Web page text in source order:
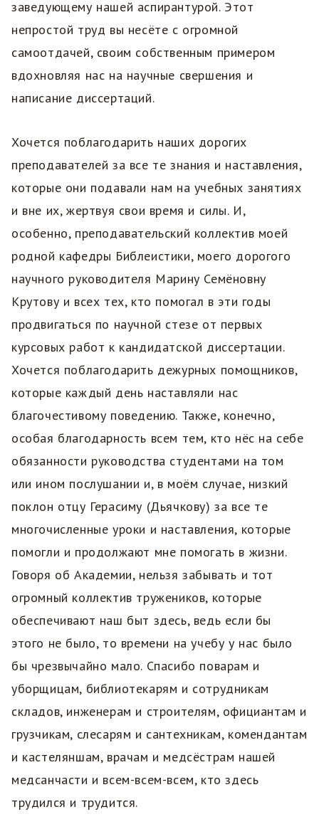
заведующему нашей аспирантурой. Этот
непростой труд вы несёте с огромной
самоотдачей, своим собственным примером
вдохновляя нас на научные свершения и
написание диссертаций.
Хочется поблагодарить наших дорогих
преподавателей за все те знания и наставления,
которые они подавали нам на учебных занятиях
и вне их, жертвуя свои время и силы. И,
особенно, преподавательский коллектив моей
родной кафедры Библеистики, моего дорогого
научного руководителя Марину Семёновну
Крутову и всех тех, кто помогал в эти годы
продвигаться по научной стезе от первых
курсовых работ к кандидатской диссертации.
Хочется поблагодарить дежурных помощников,
которые каждый день наставляли нас
благочестивому поведению. Также, конечно,
особая благодарность всем тем, кто нёс на себе
обязанности руководства студентами на том
или ином послушании и, в моём случае, низкий
поклон отцу Герасиму (Дьячкову) за все те
многочисленные уроки и наставления, которые
помогли и продолжают мне помогать в жизни.
Говоря об Академии, нельзя забывать и тот
огромный коллектив тружеников, которые
обеспечивают наш быт здесь, ведь если бы
этого не было, то времени на учебу у нас было
бы чрезвычайно мало. Спасибо поварам и
уборщицам, библиотекарям и сотрудникам
складов, инженерам и строителям, официантам и
грузчикам, слесарям и сантехникам, комендантам
и кастеляншам, врачам и медсёстрам нашей
медсанчасти и всем-всем-всем, кто здесь
трудился и трудится.